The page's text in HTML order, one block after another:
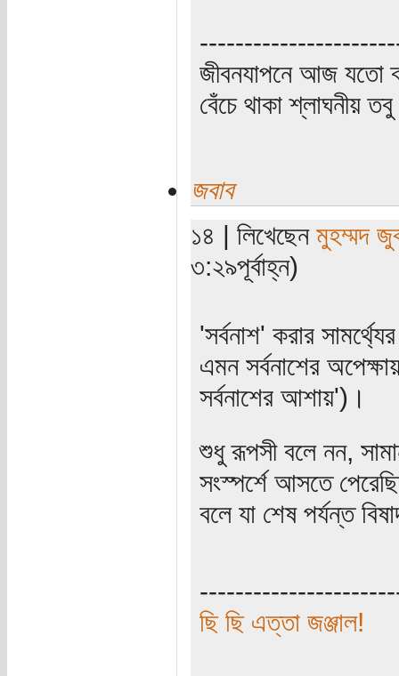
জীবনযাপনে আজ যতো
বেঁচে থাকা শ্লাঘনীয়
জবাব
১৪ | লিখেছেন মুহম্মদ
৩:২৯পূর্বাহ্ন)
'সর্বনাশ' করার
এমন সর্বনাশের
সর্বনাশের আশায়')।
শুধু রূপসী বলে নন,
সংস্পর্শে আসতে
বলে যা শেষ পর্যন্ত
ছি ছি এত্তা জঞ্জাল!